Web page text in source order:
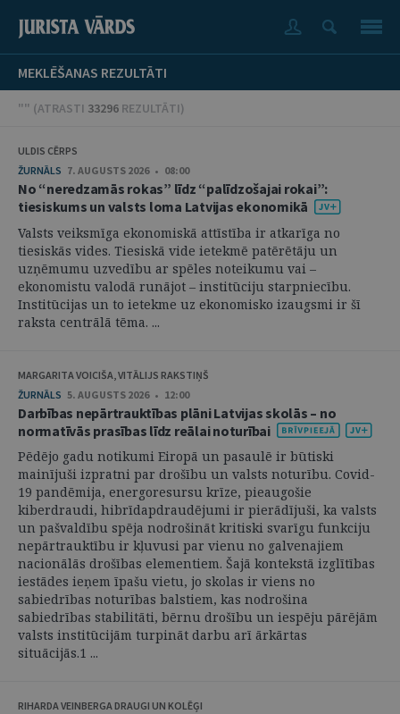
MEKLĒŠANAS REZULTĀTI
"" (ATRASTI 33296 REZULTĀTI)
ULDIS CĒRPS
ŽURNĀLS 7. AUGUSTS 2026 • 08:00
No “neredzamās rokas” līdz “palīdzošajai rokai”:
tiesiskums un valsts loma Latvijas ekonomikā
Valsts veiksmīga ekonomiskā attīstība ir atkarīga no
tiesiskās vides. Tiesiskā vide ietekmē patērētāju un
uzņēmumu uzvedību ar spēles noteikumu vai –
ekonomistu valodā runājot – institūciju starpniecību.
Institūcijas un to ietekme uz ekonomisko izaugsmi ir šī
raksta centrālā tēma. ...
MARGARITA VOICIŠA, VITĀLIJS RAKSTIŅŠ
ŽURNĀLS 5. AUGUSTS 2026 • 12:00
Darbības nepārtrauktības plāni Latvijas skolās – no
normatīvās prasības līdz reālai noturībai
Pēdējo gadu notikumi Eiropā un pasaulē ir būtiski
mainījuši izpratni par drošību un valsts noturību. Covid-
19 pandēmija, energoresursu krīze, pieaugošie
kiberdraudi, hibrīdapdraudējumi ir pierādījuši, ka valsts
un pašvaldību spēja nodrošināt kritiski svarīgu funkciju
nepārtrauktību ir kļuvusi par vienu no galvenajiem
nacionālās drošības elementiem. Šajā kontekstā izglītības
iestādes ieņem īpašu vietu, jo skolas ir viens no
sabiedrības noturības balstiem, kas nodrošina
sabiedrības stabilitāti, bērnu drošību un iespēju pārējām
valsts institūcijām turpināt darbu arī ārkārtas
situācijās.1 ...
RIHARDA VEINBERGA DRAUGI UN KOLĒĢI